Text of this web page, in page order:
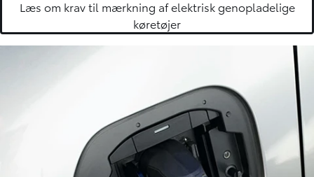
Læs om krav til mærkning af elektrisk genopladelige
køretøjer